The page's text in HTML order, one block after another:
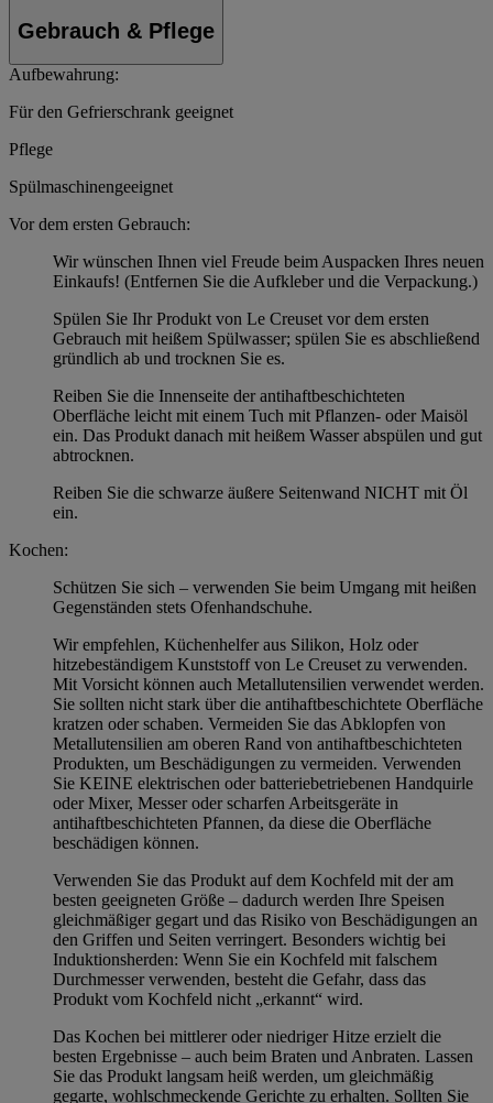
Gebrauch & Pflege
Aufbewahrung:
Für den Gefrierschrank geeignet
Pflege
Spülmaschinengeeignet
Vor dem ersten Gebrauch:
Wir wünschen Ihnen viel Freude beim Auspacken Ihres neuen
Einkaufs! (Entfernen Sie die Aufkleber und die Verpackung.)
Spülen Sie Ihr Produkt von Le Creuset vor dem ersten
Gebrauch mit heißem Spülwasser; spülen Sie es abschließend
gründlich ab und trocknen Sie es.
Reiben Sie die Innenseite der antihaftbeschichteten
Oberfläche leicht mit einem Tuch mit Pflanzen- oder Maisöl
ein. Das Produkt danach mit heißem Wasser abspülen und gut
abtrocknen.
Reiben Sie die schwarze äußere Seitenwand NICHT mit Öl
ein.
Kochen:
Schützen Sie sich – verwenden Sie beim Umgang mit heißen
Gegenständen stets Ofenhandschuhe.
Wir empfehlen, Küchenhelfer aus Silikon, Holz oder
hitzebeständigem Kunststoff von Le Creuset zu verwenden.
Mit Vorsicht können auch Metallutensilien verwendet werden.
Sie sollten nicht stark über die antihaftbeschichtete Oberfläche
kratzen oder schaben. Vermeiden Sie das Abklopfen von
Metallutensilien am oberen Rand von antihaftbeschichteten
Produkten, um Beschädigungen zu vermeiden. Verwenden
Sie KEINE elektrischen oder batteriebetriebenen Handquirle
oder Mixer, Messer oder scharfen Arbeitsgeräte in
antihaftbeschichteten Pfannen, da diese die Oberfläche
beschädigen können.
Verwenden Sie das Produkt auf dem Kochfeld mit der am
besten geeigneten Größe – dadurch werden Ihre Speisen
gleichmäßiger gegart und das Risiko von Beschädigungen an
den Griffen und Seiten verringert. Besonders wichtig bei
Induktionsherden: Wenn Sie ein Kochfeld mit falschem
Durchmesser verwenden, besteht die Gefahr, dass das
Produkt vom Kochfeld nicht „erkannt“ wird.
Das Kochen bei mittlerer oder niedriger Hitze erzielt die
besten Ergebnisse – auch beim Braten und Anbraten. Lassen
Sie das Produkt langsam heiß werden, um gleichmäßig
gegarte, wohlschmeckende Gerichte zu erhalten. Sollten Sie